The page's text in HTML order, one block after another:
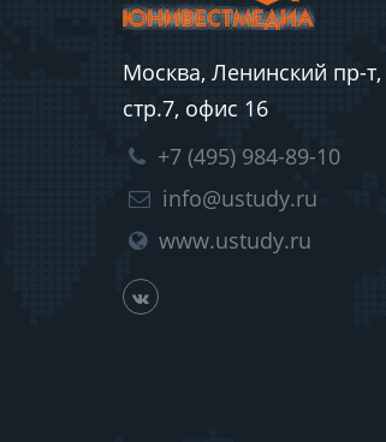
Москва, Ленинский пр-т,
стр.7, офис 16
+7 (495) 984-89-10
info@ustudy.ru
www.ustudy.ru